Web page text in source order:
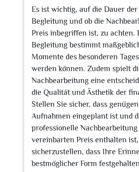
Es ist wichtig, auf die Dauer
Begleitung und ob die
Preis inbegriffen ist, zu achten.
Begleitung bestimmt
Momente des besonderen
werden können. Zudem spielt
Nachbearbeitung eine
die Qualität und Ästhetik der
Stellen Sie sicher, dass
Aufnahmen eingeplant ist und
professionelle Nachbearbeitung
vereinbarten Preis enthalten
sicherzustellen, dass Ihre
bestmöglicher Form